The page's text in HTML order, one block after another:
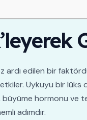
ardı edilen bir
Uykuyu bir lüks
büyüme hormonu
adımdır.